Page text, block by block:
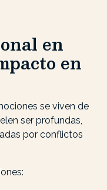
en
en
se viven de
ser profundas,
por conflictos